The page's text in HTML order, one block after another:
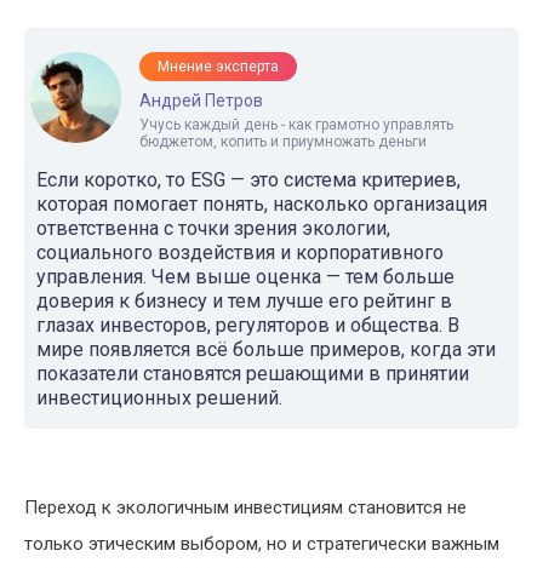
Мнение эксперта
Андрей Петров
Учусь каждый день - как грамотно управлять
бюджетом, копить и приумножать деньги
Если коротко, то ESG — это система критериев,
которая помогает понять, насколько организация
ответственна с точки зрения экологии,
социального воздействия и корпоративного
управления. Чем выше оценка — тем больше
доверия к бизнесу и тем лучше его рейтинг в
глазах инвесторов, регуляторов и общества. В
мире появляется всё больше примеров, когда эти
показатели становятся решающими в принятии
инвестиционных решений.
Переход к экологичным инвестициям становится не
только этическим выбором, но и стратегически важным